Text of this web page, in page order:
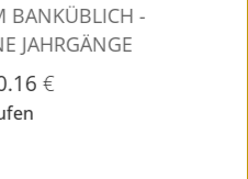
GOLDMARK 1 DMGM
- VERSCHIEDENE
JAHRGÄNGE